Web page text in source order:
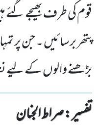
قوم کی طرف بھیجے
پتھر برسائیں ۔ جن
بڑھنے والوں کے
تفسیر : ‎صراط الجنان